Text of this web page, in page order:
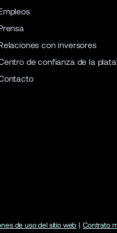
con inversores
de confianza de la
de uso del sitio web | Contrato